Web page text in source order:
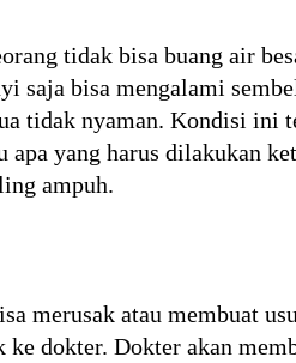
tidak bisa buang air
saja bisa mengalami
tidak nyaman. Kondisi ini
apa yang harus dilakukan
ampuh.
merusak atau membuat
dokter. Dokter akan